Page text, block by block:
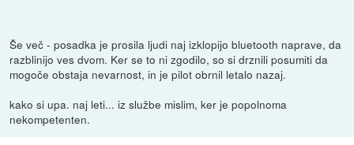
Še več - posadka je prosila ljudi naj izklopijo bluetooth naprave, da
razblinijo ves dvom. Ker se to ni zgodilo, so si drznili posumiti da
mogoče obstaja nevarnost, in je pilot obrnil letalo nazaj.
kako si upa. naj leti... iz službe mislim, ker je popolnoma
nekompetenten.